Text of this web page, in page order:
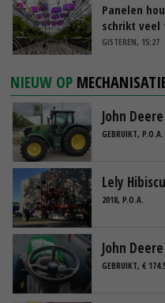
Panelen
schrikt veel
GISTEREN, 15:27
NIEUW OP
John
GEBRUIKT, P.O.A.
Lely
2018, P.O.A.
John
GEBRUIKT, €